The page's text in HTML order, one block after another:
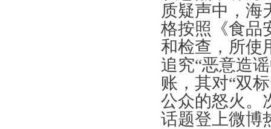
质疑声中，海
格按照《食品
和检查，所使
追究“恶意造
账，其对“双
公众的怒火。
话题登上微博